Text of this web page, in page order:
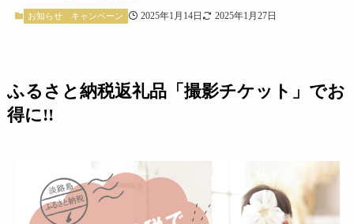
お知らせ キャンペーン 2025年1月14日 2025年1月27日
ふるさと納税返礼品「撮影チケット」でお
得に!!